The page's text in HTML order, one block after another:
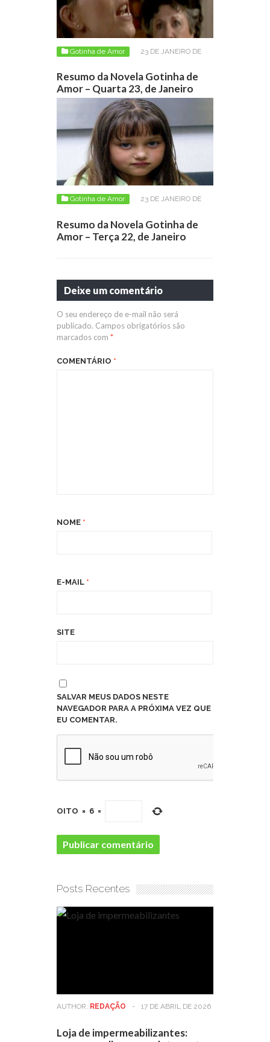
Gotinha de Amor
23 DE JANEIRO DE
Resumo da Novela Gotinha de
Amor – Quarta 23, de Janeiro
Gotinha de Amor
23 DE JANEIRO DE
Resumo da Novela Gotinha de
Amor – Terça 22, de Janeiro
Deixe um comentário
O seu endereço de e-mail não será
publicado. Campos obrigatórios são
marcados com *
COMENTÁRIO *
NOME *
E-MAIL *
SITE
SALVAR MEUS DADOS NESTE
NAVEGADOR PARA A PRÓXIMA VEZ QUE
EU COMENTAR.
OITO × 6 =
Posts Recentes
AUTHOR: REDAÇÃO - 17 DE ABRIL DE 2026
Loja de impermeabilizantes: